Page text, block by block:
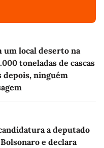
um local deserto na
toneladas de cascas
depois, ninguém
a deputado
e declara